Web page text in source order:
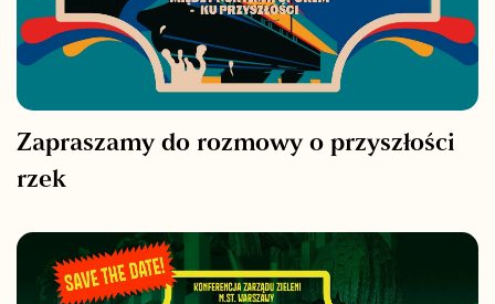
Zapraszamy do rozmowy o przyszłości
rzek